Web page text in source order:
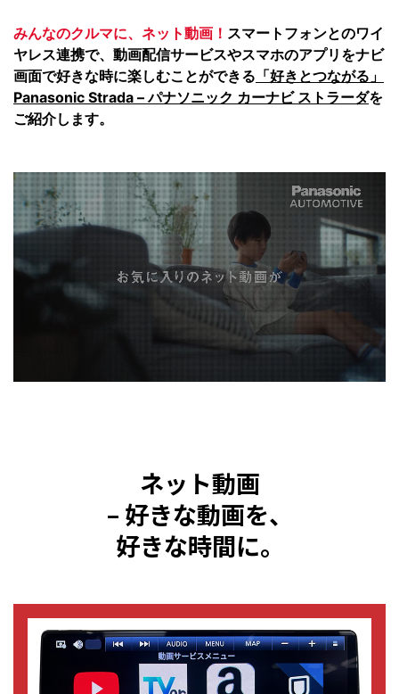
みんなのクルマに、ネット動画！ スマートフォンとのワイ
ヤレス連携で、動画配信サービスやスマホのアプリをナビ
画面で好きな時に楽しむことができる 「好きとつながる」
Panasonic Strada – パナソニック カーナビ ストラーダを
ご紹介します。
ネット動画
– 好きな動画を、
好きな時間に。